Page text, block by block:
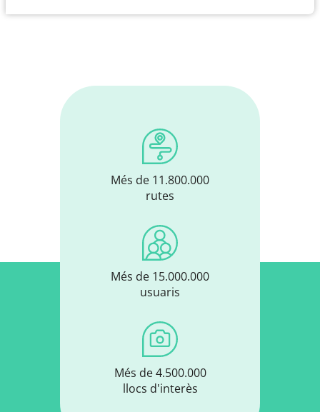
Més de 11.800.000
rutes
Més de 15.000.000
usuaris
Més de 4.500.000
llocs d'interès